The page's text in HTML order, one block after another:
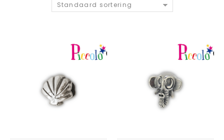
Standaard sortering